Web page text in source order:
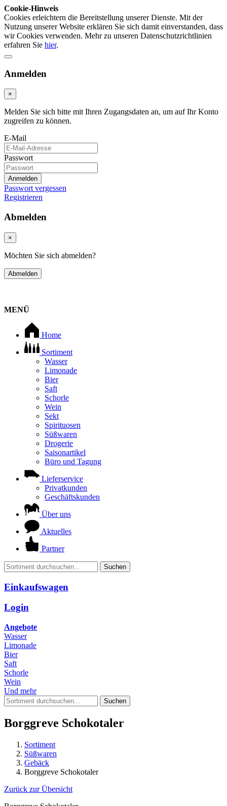
Cookie-Hinweis
Cookies erleichtern die Bereitstellung unserer Dienste. Mit der
Nutzung unserer Website erklären Sie sich damit einverstanden, dass
wir Cookies verwenden. Mehr zu unseren Datenschutzrichtlinien
erfahren Sie hier.
Anmelden
×
Melden Sie sich bitte mit Ihren Zugangsdaten an, um auf Ihr Konto
zugreifen zu können.
E-Mail
Passwort
Anmelden
Passwort vergessen
Registrieren
Abmelden
×
Möchten Sie sich abmelden?
Abmelden
MENÜ
Home
Sortiment
Wasser
Limonade
Bier
Saft
Schorle
Wein
Sekt
Spirituosen
Süßwaren
Drogerie
Saisonartikel
Büro und Tagung
Lieferservice
Privatkunden
Geschäftskunden
Über uns
Aktuelles
Partner
Suchen
Einkaufswagen
Login
Angebote
Wasser
Limonade
Bier
Saft
Schorle
Wein
Und mehr
Suchen
Borggreve Schokotaler
Sortiment
Süßwaren
Gebäck
Borggreve Schokotaler
Zurück zur Übersicht